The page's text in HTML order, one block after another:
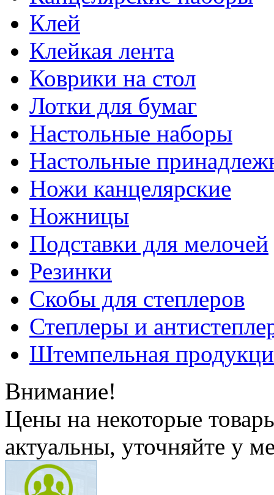
Клей
Клейкая лента
Коврики на стол
Лотки для бумаг
Настольные наборы
Настольные
Ножи канцелярские
Ножницы
Подставки для мелочей
Резинки
Скобы для степлеров
Степлеры и
Штемпельная
Внимание!
Цены на некоторые
актуальны, уточняйте у